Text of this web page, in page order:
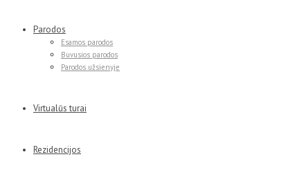
Parodos
Esamos parodos
Buvusios parodos
Parodos užsienyje
Virtualūs turai
Rezidencijos